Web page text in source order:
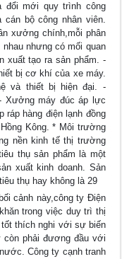
đổi mới quy trình công
cán bộ công nhân viên.
xưởng chính,mỗi phân
nhưng có mối quan
xuất tạo ra sản phẩm. -
bị cơ khí của xe máy.
và thiết bị hiện đại. -
Xưởng máy đúc áp lực
ráp hàng điện lạnh đồng
Kông. * Môi trường
nền kinh tế thị trường
thụ sản phẩm là một
xuất kinh doanh. Sản
thụ hay không là 29
cảnh này,công ty Điện
trong việc duy trì thị
thích nghi với sự biến
còn phải đương đầu với
Công ty cạnh tranh